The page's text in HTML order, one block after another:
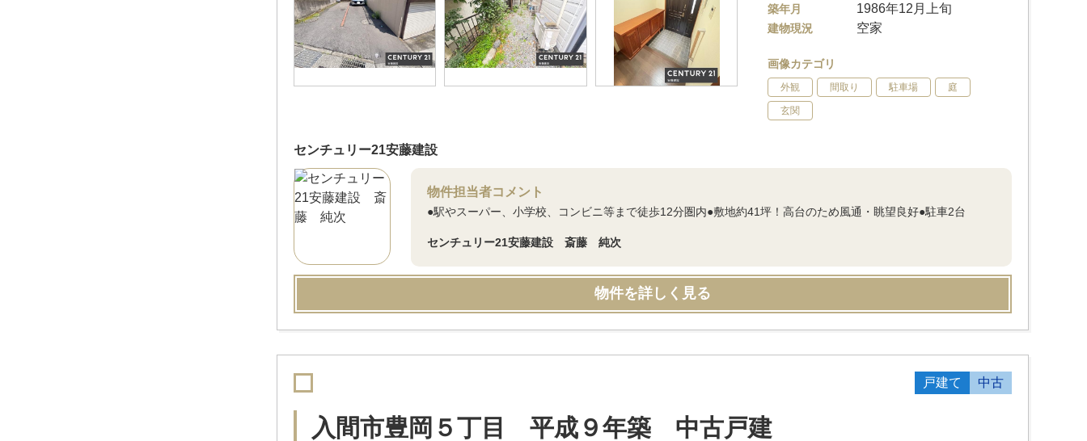
築年月 1986年12月上旬
建物現況 空家
画像カテゴリ
外観 間取り 駐車場 庭
玄関
センチュリー21安藤建設
物件担当者コメント
●駅やスーパー、小学校、コンビニ等まで徒歩12分圏内●敷地約41坪！高台のため風通・眺望良好●駐車2台
センチュリー21安藤建設 斎藤 純次
物件を詳しく見る
戸建て 中古
入間市豊岡５丁目 平成９年築 中古戸建